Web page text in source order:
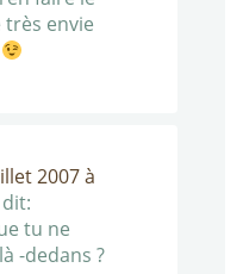
très envie
2007 à
dit:
tu ne
-dedans ?